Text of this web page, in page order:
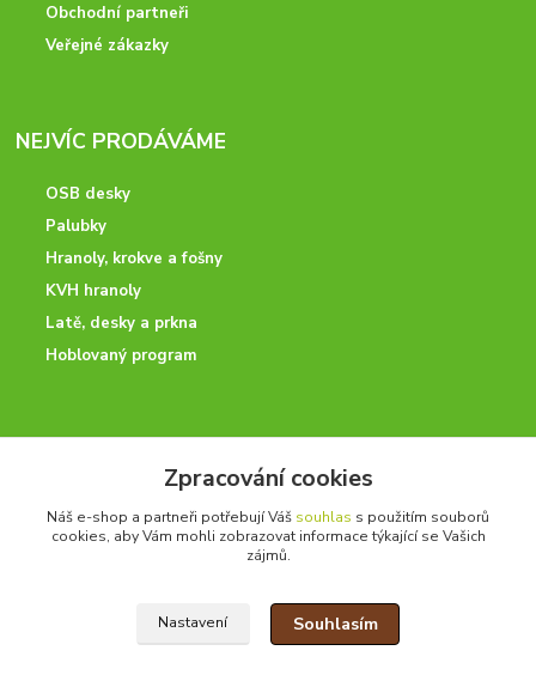
Obchodní partneři
Veřejné zákazky
NEJVÍC PRODÁVÁME
OSB desky
Palubky
Hranoly, krokve a fošny
KVH hranoly
Latě, desky a prkna
Hoblovaný program
Potřebujete poradit? Neváhejte nás kontaktovat.
+420 728 600 625
po - pá 7:00 - 15:00
Zpracování cookies
Náš e-shop a partneři potřebují Váš souhlas s použitím souborů
cookies, aby Vám mohli zobrazovat informace týkající se Vašich
zájmů.
Nastavení Souhlasím